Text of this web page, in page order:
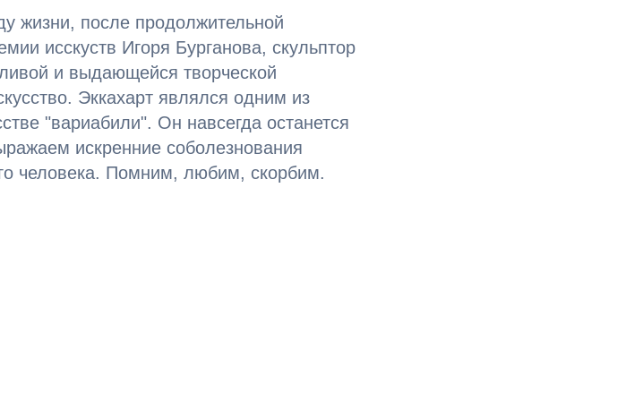
жизни, после продолжительной
исскуств Игоря Бурганова, скульптор
и выдающейся творческой
Эккахарт являлся одним из
"вариабили". Он навсегда останется
искренние соболезнования
человека. Помним, любим, скорбим.